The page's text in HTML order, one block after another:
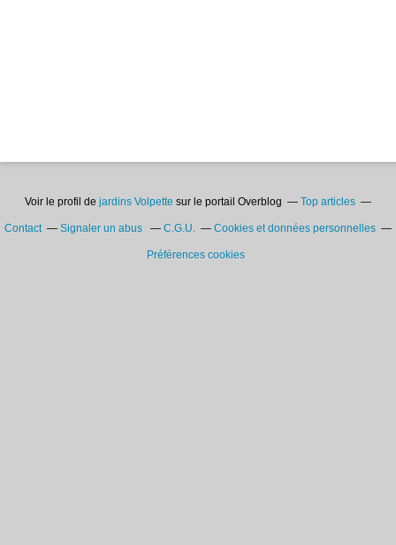
Voir le profil de jardins Volpette sur le portail Overblog Top articles
Contact Signaler un abus C.G.U. Cookies et données personnelles
Préférences cookies